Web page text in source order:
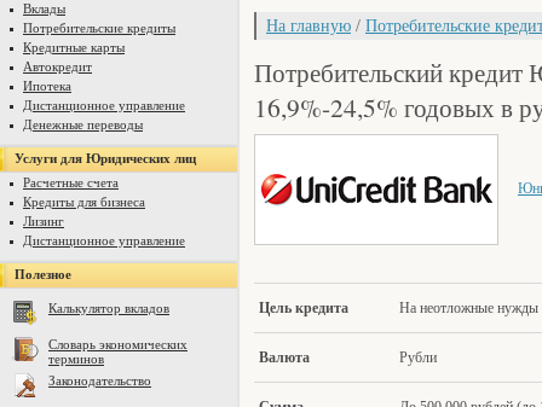
Вклады
Потребительские кредиты
Кредитные карты
Автокредит
Ипотека
Дистанционное управление
Денежные переводы
Услуги для Юридических лиц
Расчетные счета
Кредиты для бизнеса
Лизинг
Дистанционное управление
Полезное
Калькулятор вкладов
Словарь экономических
терминов
Законодательство
На главную / Потребительские
Потребительский
16,9%-24,5% годовых в
Цель кредита На неотложные нужды
Валюта Рубли